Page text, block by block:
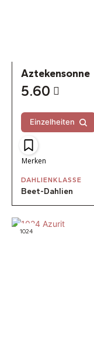
Aztekensonne
5.60
Einzelheiten
Merken
DAHLIENKLASSE
Beet-Dahlien
1024